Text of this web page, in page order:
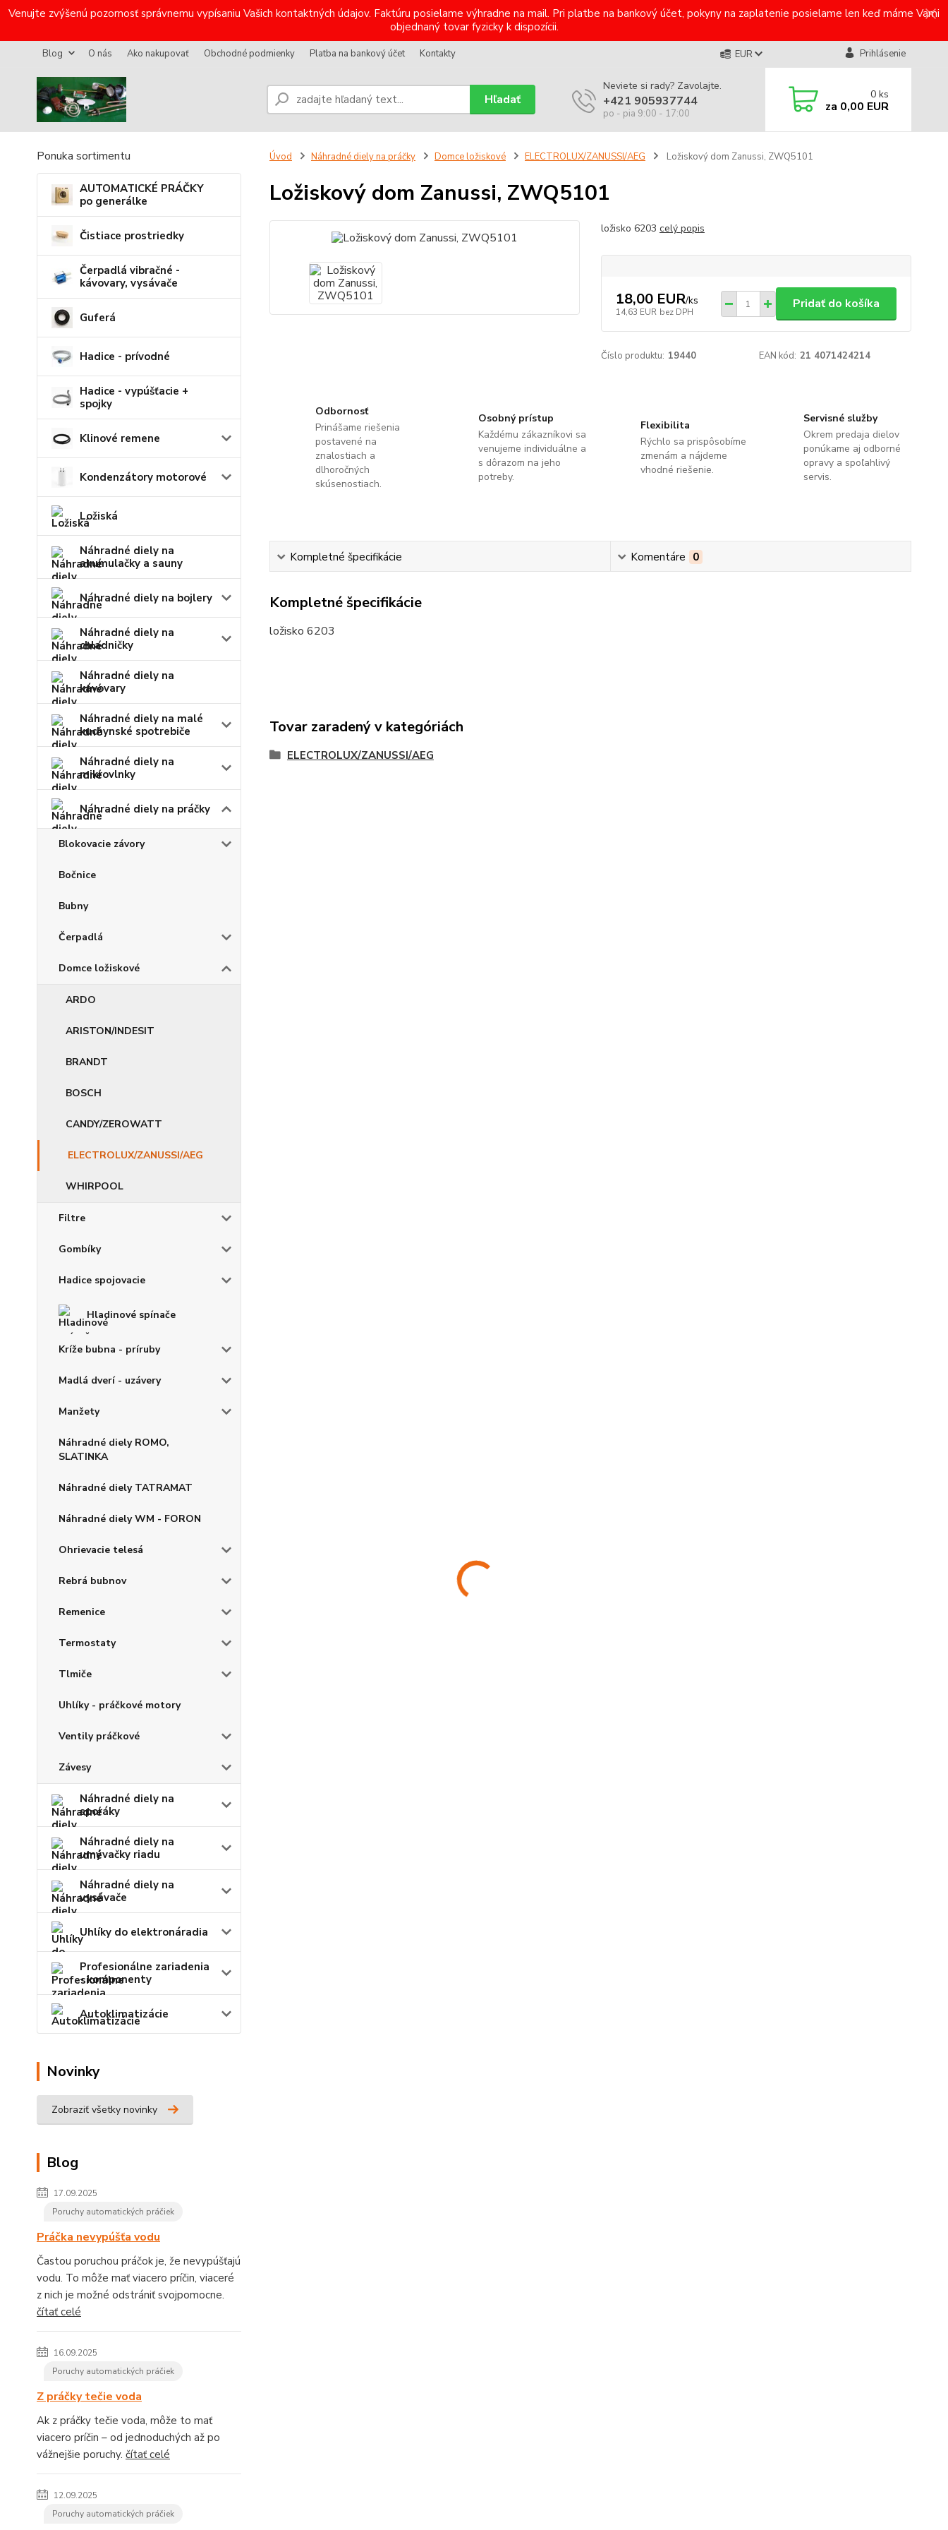
Venujte zvýšenú pozornosť správnemu vypísaniu Vašich kontaktných údajov. Faktúru posielame výhradne na mail. Pri platbe na bankový účet, pokyny na zaplatenie posielame len keď máme Vami
objednaný tovar fyzicky k dispozícii.
Blog O nás Ako nakupovať Obchodné podmienky Platba na bankový účet Kontakty EUR Prihlásenie
Hľadať
Neviete si rady? Zavolajte.
+421 905937744
po - pia 9:00 - 17:00
0 ks
za 0,00 EUR
Ponuka sortimentu
AUTOMATICKÉ PRÁČKY
po generálke
Čistiace prostriedky
Čerpadlá vibračné -
kávovary, vysávače
Guferá
Hadice - prívodné
Hadice - vypúšťacie +
spojky
Klinové remene
Kondenzátory motorové
Ložiská
Náhradné diely na
akumulačky a sauny
Náhradné diely na bojlery
Náhradné diely na
chladničky
Náhradné diely na
kávovary
Náhradné diely na malé
kuchynské spotrebiče
Náhradné diely na
mikrovlnky
Náhradné diely na práčky
Blokovacie závory
Bočnice
Bubny
Čerpadlá
Domce ložiskové
ARDO
ARISTON/INDESIT
BRANDT
BOSCH
CANDY/ZEROWATT
ELECTROLUX/ZANUSSI/AEG
WHIRPOOL
Filtre
Gombíky
Hadice spojovacie
Hladinové spínače
Kríže bubna - príruby
Madlá dverí - uzávery
Manžety
Náhradné diely ROMO,
SLATINKA
Náhradné diely TATRAMAT
Náhradné diely WM - FORON
Ohrievacie telesá
Rebrá bubnov
Remenice
Termostaty
Tlmiče
Uhlíky - práčkové motory
Ventily práčkové
Závesy
Náhradné diely na
sporáky
Náhradné diely na
umývačky riadu
Náhradné diely na
vysávače
Uhlíky do elektronáradia
Profesionálne zariadenia
- komponenty
Autoklimatizácie
Novinky
Zobraziť všetky novinky
Blog
17.09.2025
Poruchy automatických práčiek
Práčka nevypúšťa vodu
Častou poruchou práčok je, že nevypúšťajú
vodu. To môže mať viacero príčin, viaceré
z nich je možné odstrániť svojpomocne.
čítať celé
16.09.2025
Poruchy automatických práčiek
Z práčky tečie voda
Ak z práčky tečie voda, môže to mať
viacero príčin – od jednoduchých až po
vážnejšie poruchy. čítať celé
12.09.2025
Poruchy automatických práčiek
Úvod Náhradné diely na práčky Domce ložiskové ELECTROLUX/ZANUSSI/AEG Ložiskový dom Zanussi, ZWQ5101
Ložiskový dom Zanussi, ZWQ5101
ložisko 6203 celý popis
18,00 EUR/ks
14,63 EUR bez DPH
Pridať do košíka
Číslo produktu: 19440 EAN kód: 21 4071424214
Odbornosť
Prinášame riešenia
postavené na
znalostiach a
dlhoročných
skúsenostiach.
Osobný prístup
Každému zákazníkovi sa
venujeme individuálne a
s dôrazom na jeho
potreby.
Flexibilita
Rýchlo sa prispôsobíme
zmenám a nájdeme
vhodné riešenie.
Servisné služby
Okrem predaja dielov
ponúkame aj odborné
opravy a spoľahlivý
servis.
Kompletné špecifikácie Komentáre 0
Kompletné špecifikácie
ložisko 6203
Tovar zaradený v kategóriách
ELECTROLUX/ZANUSSI/AEG